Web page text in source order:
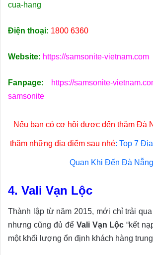
cua-hang
Điện thoại: 1800 6360
Website: https://samsonite-vietnam.com
Fanpage: https://samsonite-
samsonite
Nếu bạn có cơ hội được đến thăm Đà
thăm những địa điểm sau nhé: Top 7
Quan Khi Đến Đà Nẵng
4. Vali Vạn Lộc
Thành lập từ năm 2015, mới chỉ trải
nhưng cũng đủ để Vali Vạn Lộc “kết
một khối lượng ổn định khách hàng